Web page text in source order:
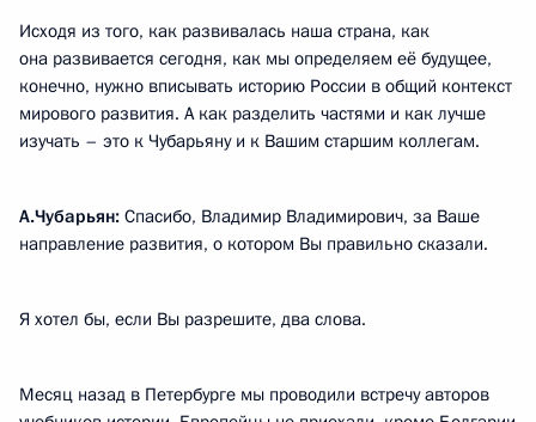
Исходя из того, как развивалась наша страна, как
она развивается сегодня, как мы определяем её будущее,
конечно, нужно вписывать историю России в общий контекст
мирового развития. А как разделить частями и как лучше
изучать – это к Чубарьяну и к Вашим старшим коллегам.
А.Чубарьян: Спасибо, Владимир Владимирович, за Ваше
направление развития, о котором Вы правильно сказали.
Я хотел бы, если Вы разрешите, два слова.
Месяц назад в Петербурге мы проводили встречу авторов